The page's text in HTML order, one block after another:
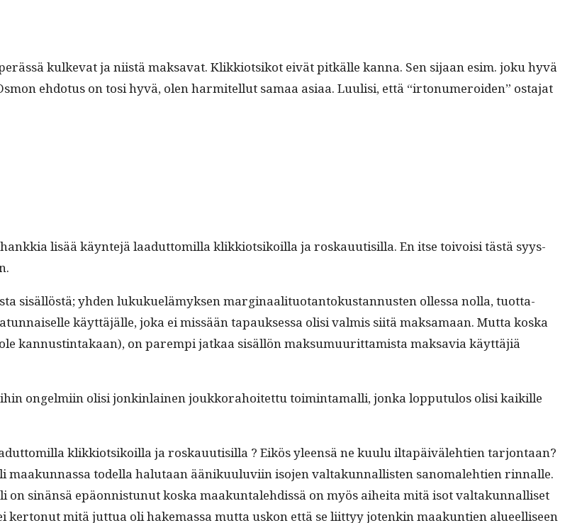
kulke­vat ja niistä mak­sa­vat. Klikkiot­sikot eivät pitkälle kan­na. Sen sijaan esim. joku hyvä
ehdo­tus on tosi hyvä, olen har­mitel­lut samaa asi­aa. Luulisi, että “irton­u­meroiden” osta­jat
lisää käyn­te­jä laadut­tomil­la klikkiot­sikoil­la ja roskauutisil­la. En itse toivoisi tästä syys­
sisäl­löstä; yhden lukukuelämyk­sen mar­gin­aal­i­tuotan­tokus­tan­nusten ollessa nol­la, tuot­ta­
käyt­täjälle, joka ei mis­sään tapauk­ses­sa olisi valmis siitä mak­samaan. Mut­ta kos­ka
kan­nustin­takaan), on parem­pi jatkaa sisäl­lön mak­sumuu­rit­tamista mak­savia käyt­täjiä
ongelmi­in olisi jonkin­lainen joukko­ra­hoitet­tu toim­inta­malli, jon­ka lop­putu­los olisi kaikille
klikkiot­sikoil­la ja roskauutisil­la ? Eikös yleen­sä ne kuu­lu iltapäiväle­htien tar­jon­taan?
todel­la halu­taan ääniku­u­lu­vi­in iso­jen val­takun­nal­lis­ten sanomale­htien rin­nalle.
sinän­sä epäon­nis­tunut kos­ka maakun­tale­hdis­sä on myös aihei­ta mitä isot val­takun­nal­liset
ker­tonut mitä jut­tua oli hake­mas­sa mut­ta uskon että se liit­tyy jotenkin maakun­tien alueel­liseen